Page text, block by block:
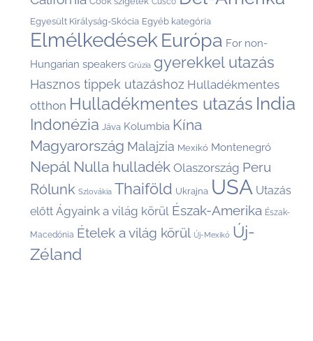
Egyesült Királyság-Skócia Egyéb kategória
Elmélkedések Európa For non-
Hungarian speakers Grúzia gyerekkel utazás
Hasznos tippek utazáshoz Hulladékmentes
otthon Hulladékmentes utazás India
Indonézia Jáva Kolumbia Kína
Magyarország Malajzia Mexikó Montenegró
Nepál Nulla hulladék Olaszország Peru
Rólunk Szlovákia Thaiföld Ukrajna USA Utazás
előtt Ágyaink a világ körül Észak-Amerika Észak-
Macedónia Ételek a világ körül Új-Mexikó Új-
Zéland